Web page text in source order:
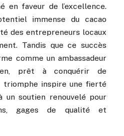
en faveur de l’excellence.
immense du cacao
des entrepreneurs locaux
Tandis que ce succès
comme un ambassadeur
prêt à conquérir de
triomphe inspire une fierté
un soutien renouvelé pour
gages de qualité et